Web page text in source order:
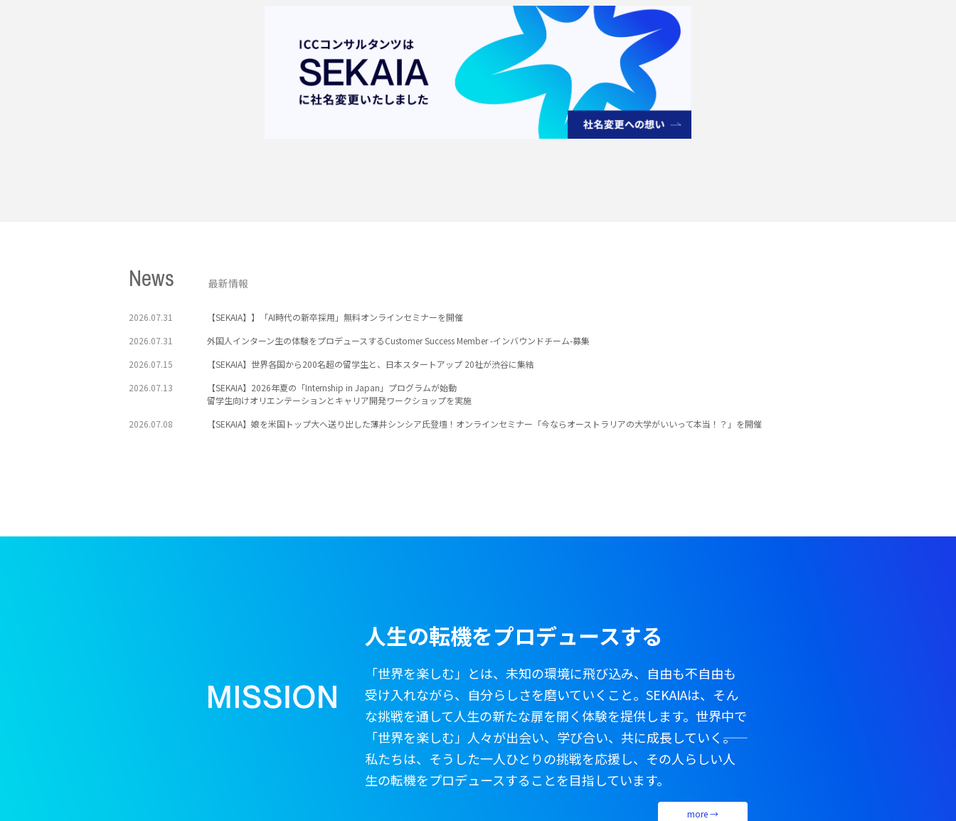
News 最新情報
2026.07.31
【SEKAIA】】「AI時代の新卒採用」無料オンラインセミナーを開催
2026.07.31
外国人インターン生の体験をプロデュースするCustomer Success Member -インバウンドチーム-募集
2026.07.15
【SEKAIA】世界各国から200名超の留学生と、日本スタートアップ 20社が渋谷に集結
2026.07.13
【SEKAIA】2026年夏の「Internship in Japan」プログラムが始動
留学生向けオリエンテーションとキャリア開発ワークショップを実施
2026.07.08
【SEKAIA】娘を米国トップ大へ送り出した薄井シンシア氏登壇！オンラインセミナー「今ならオーストラリアの大学がいいって本当！？」を開催
人生の転機をプロデュースする
「世界を楽しむ」とは、未知の環境に飛び込み、自由も不自由も
受け入れながら、自分らしさを磨いていくこと。SEKAIAは、そん
な挑戦を通して人生の新たな扉を開く体験を提供します。世界中で
「世界を楽しむ」人々が出会い、学び合い、共に成長していく――。
私たちは、そうした一人ひとりの挑戦を応援し、その人らしい人
生の転機をプロデュースすることを目指しています。
more →